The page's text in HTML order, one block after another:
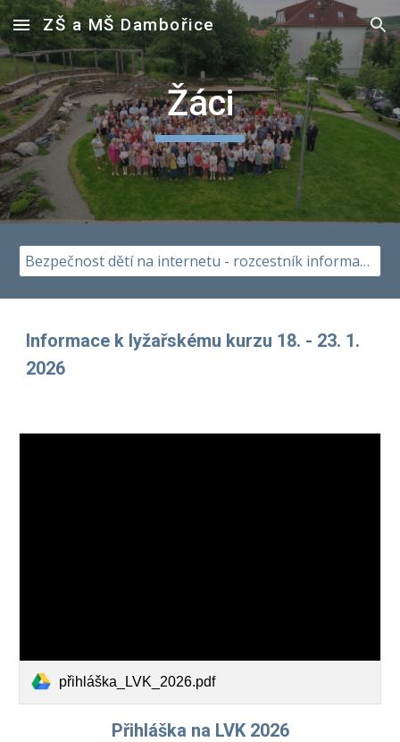
Skip to main content Skip to navigation
ZŠ a MŠ Dambořice
Žáci
Bezpečnost dětí na internetu - rozcestník informací pro rodiče, učitele i děti
Informace k lyžařskému kurzu 18. - 23. 1.
2026
přihláška_LVK_2026.pdf
Přihláška na LVK 2026